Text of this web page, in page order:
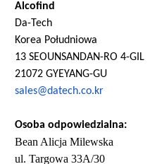
Alcofind
Da-Tech
Korea Południowa
13 SEOUNSANDAN-RO 4-GIL
21072 GYEYANG-GU
sales@datech.co.kr
Osoba odpowiedzialna:
Bean Alicja Milewska
ul. Targowa 33A/30